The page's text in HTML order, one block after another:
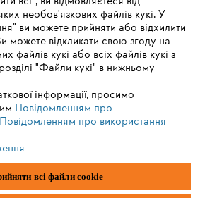
cookie
необов'язкових файлів кукі. У
ви можете прийняти або відхилити
можете відкликати свою згоду на
файлів кукі або всіх файлів кукі з
"Файли кукі" в нижньому
інформації, просимо
Повідомленням про
Повідомленням про використання
всі файли сookie